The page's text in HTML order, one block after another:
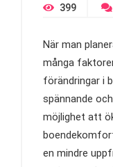
399
När man
många
förändringar i
spännande
möjlighet att
en mindre